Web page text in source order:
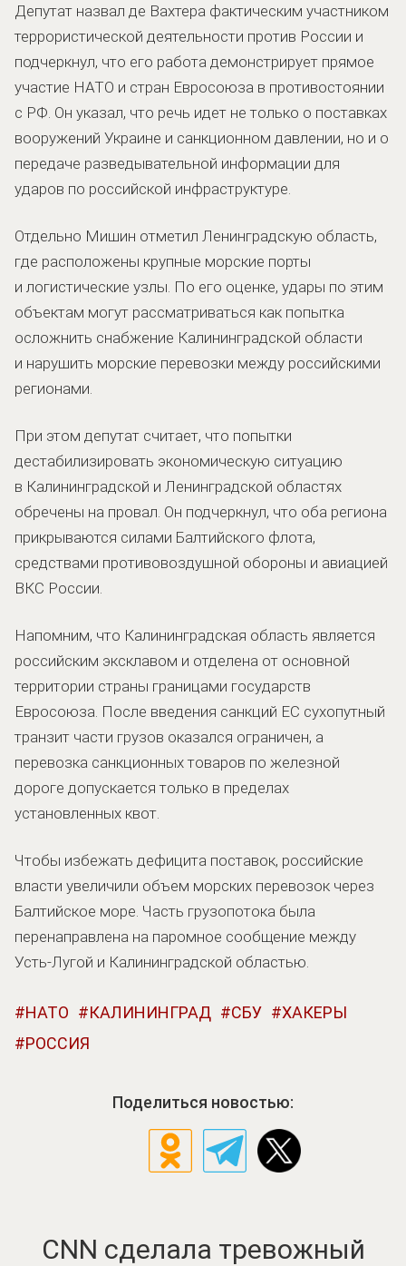
Депутат назвал де Вахтера фактическим участником
террористической деятельности против России и
подчеркнул, что его работа демонстрирует прямое
участие НАТО и стран Евросоюза в противостоянии
с РФ. Он указал, что речь идет не только о поставках
вооружений Украине и санкционном давлении, но и о
передаче разведывательной информации для
ударов по российской инфраструктуре.
Отдельно Мишин отметил Ленинградскую область,
где расположены крупные морские порты
и логистические узлы. По его оценке, удары по этим
объектам могут рассматриваться как попытка
осложнить снабжение Калининградской области
и нарушить морские перевозки между российскими
регионами.
При этом депутат считает, что попытки
дестабилизировать экономическую ситуацию
в Калининградской и Ленинградской областях
обречены на провал. Он подчеркнул, что оба региона
прикрываются силами Балтийского флота,
средствами противовоздушной обороны и авиацией
ВКС России.
Напомним, что Калининградская область является
российским эксклавом и отделена от основной
территории страны границами государств
Евросоюза. После введения санкций ЕС сухопутный
транзит части грузов оказался ограничен, а
перевозка санкционных товаров по железной
дороге допускается только в пределах
установленных квот.
Чтобы избежать дефицита поставок, российские
власти увеличили объем морских перевозок через
Балтийское море. Часть грузопотока была
перенаправлена на паромное сообщение между
Усть-Лугой и Калининградской областью.
НАТО КАЛИНИНГРАД СБУ
ХАКЕРЫ
РОССИЯ
Поделиться новостью:
CNN сделала тревожный